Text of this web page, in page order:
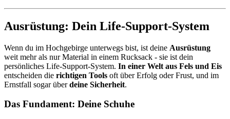
Ausrüstung: Dein Life-Support-System
Wenn du im Hochgebirge unterwegs bist, ist deine Ausrüstung
weit mehr als nur Material in einem Rucksack - sie ist dein
persönliches Life-Support-System. In einer Welt aus Fels und Eis
entscheiden die richtigen Tools oft über Erfolg oder Frust, und im
Ernstfall sogar überdeine Sicherheit.
Das Fundament: Deine Schuhe